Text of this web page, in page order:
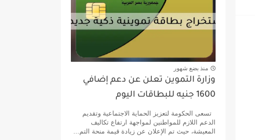
منذ بضع شهور
وزارة التموين تعلن عن دعم إضافي
1600 جنيه للبطاقات اليوم
تسعى الحكومة لتعزيز الحماية الاجتماعية وتقديم
الدعم اللازم للمواطنين لمواجهة ارتفاع تكاليف
المعيشة، حيث تم الإعلان عن زيادة قيمة منحة التم...